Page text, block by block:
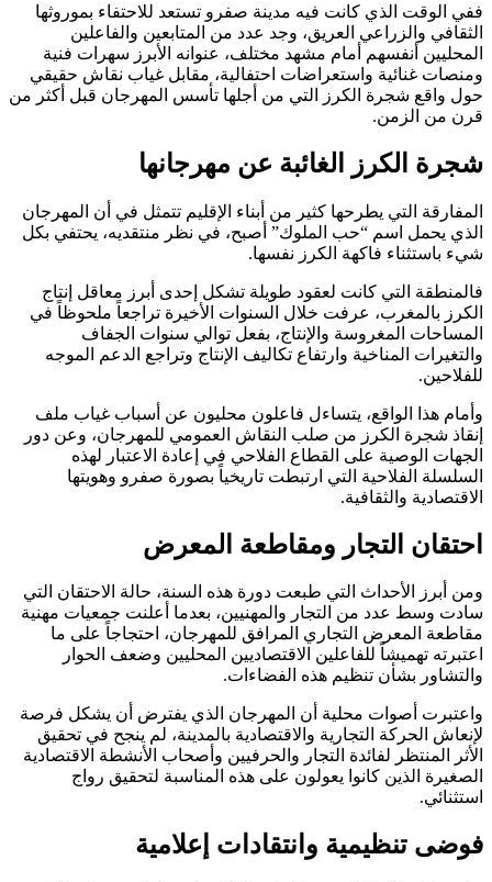
ففي الوقت الذي كانت فيه مدينة صفرو تستعد للاحتفاء بموروثها
الثقافي والزراعي العريق، وجد عدد من المتابعين والفاعلين
المحليين أنفسهم أمام مشهد مختلف، عنوانه الأبرز سهرات فنية
ومنصات غنائية واستعراضات احتفالية، مقابل غياب نقاش حقيقي
حول واقع شجرة الكرز التي من أجلها تأسس المهرجان قبل أكثر من
قرن من الزمن.
شجرة الكرز الغائبة عن مهرجانها
المفارقة التي يطرحها كثير من أبناء الإقليم تتمثل في أن المهرجان
الذي يحمل اسم “حب الملوك” أصبح، في نظر منتقديه، يحتفي بكل
شيء باستثناء فاكهة الكرز نفسها.
فالمنطقة التي كانت لعقود طويلة تشكل إحدى أبرز معاقل إنتاج
الكرز بالمغرب، عرفت خلال السنوات الأخيرة تراجعاً ملحوظاً في
المساحات المغروسة والإنتاج، بفعل توالي سنوات الجفاف
والتغيرات المناخية وارتفاع تكاليف الإنتاج وتراجع الدعم الموجه
للفلاحين.
وأمام هذا الواقع، يتساءل فاعلون محليون عن أسباب غياب ملف
إنقاذ شجرة الكرز من صلب النقاش العمومي للمهرجان، وعن دور
الجهات الوصية على القطاع الفلاحي في إعادة الاعتبار لهذه
السلسلة الفلاحية التي ارتبطت تاريخياً بصورة صفرو وهويتها
الاقتصادية والثقافية.
احتقان التجار ومقاطعة المعرض
ومن أبرز الأحداث التي طبعت دورة هذه السنة، حالة الاحتقان التي
سادت وسط عدد من التجار والمهنيين، بعدما أعلنت جمعيات مهنية
مقاطعة المعرض التجاري المرافق للمهرجان، احتجاجاً على ما
اعتبرته تهميشاً للفاعلين الاقتصاديين المحليين وضعف الحوار
والتشاور بشأن تنظيم هذه الفضاءات.
واعتبرت أصوات محلية أن المهرجان الذي يفترض أن يشكل فرصة
لإنعاش الحركة التجارية والاقتصادية بالمدينة، لم ينجح في تحقيق
الأثر المنتظر لفائدة التجار والحرفيين وأصحاب الأنشطة الاقتصادية
الصغيرة الذين كانوا يعولون على هذه المناسبة لتحقيق رواج
استثنائي.
فوضى تنظيمية وانتقادات إعلامية